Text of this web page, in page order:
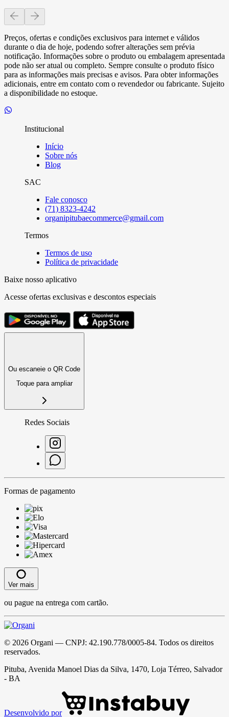
Preços, ofertas e condições exclusivos para internet e válidos
durante o dia de hoje, podendo sofrer alterações sem prévia
notificação. Informações sobre o produto ou embalagem apresentada
pode não ser atual ou completo. Sempre consulte o produto físico
para as informações mais precisas e avisos. Para obter informações
adicionais, entre em contato com o revendedor ou fabricante. Sujeito
a disponibilidade no estoque.
Institucional
Início
Sobre nós
Blog
SAC
Fale conosco
(71) 8323-4242
organipitubaecommerce@gmail.com
Termos
Termos de uso
Política de privacidade
Baixe nosso aplicativo
Acesse ofertas exclusivas e descontos especiais
Ou escaneie o QR Code
Toque para ampliar
Redes Sociais
Formas de pagamento
Ver mais
ou pague na entrega com cartão.
© 2026 Organi — CNPJ: 42.190.778/0005-84. Todos os direitos
reservados.
Pituba, Avenida Manoel Dias da Silva, 1470, Loja Térreo, Salvador
- BA
Desenvolvido por